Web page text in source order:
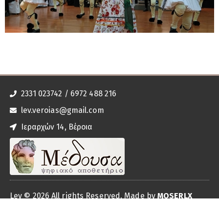
Δείτε το Αρχοντικό Σαράφογλου
2331 023742 / 6972 488 216
lev.veroias@gmail.com
Ιεραρχών 14, Βέροια
Lev © 2026 All rights Reserved. Made by MOSERLX